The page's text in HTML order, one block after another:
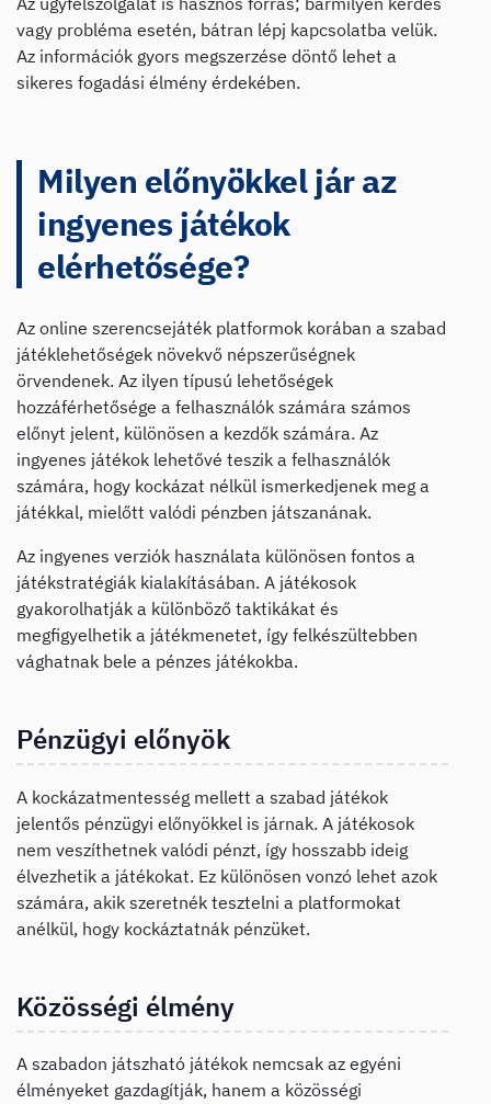
vagy probléma esetén, bátran lépj kapcsolatba velük.
Az információk gyors megszerzése döntő lehet a
sikeres fogadási élmény érdekében.
Milyen előnyökkel jár az
ingyenes játékok
elérhetősége?
Az online szerencsejáték platformok korában a szabad
játéklehetőségek növekvő népszerűségnek
örvendenek. Az ilyen típusú lehetőségek
hozzáférhetősége a felhasználók számára számos
előnyt jelent, különösen a kezdők számára. Az
ingyenes játékok lehetővé teszik a felhasználók
számára, hogy kockázat nélkül ismerkedjenek meg a
játékkal, mielőtt valódi pénzben játszanának.
Az ingyenes verziók használata különösen fontos a
játékstratégiák kialakításában. A játékosok
gyakorolhatják a különböző taktikákat és
megfigyelhetik a játékmenetet, így felkészültebben
vághatnak bele a pénzes játékokba.
Pénzügyi előnyök
A kockázatmentesség mellett a szabad játékok
jelentős pénzügyi előnyökkel is járnak. A játékosok
nem veszíthetnek valódi pénzt, így hosszabb ideig
élvezhetik a játékokat. Ez különösen vonzó lehet azok
számára, akik szeretnék tesztelni a platformokat
anélkül, hogy kockáztatnák pénzüket.
Közösségi élmény
A szabadon játszható játékok nemcsak az egyéni
élményeket gazdagítják, hanem a közösségi